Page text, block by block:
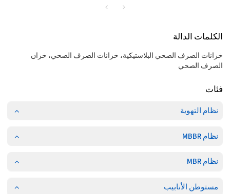
الكلمات الدالة
خزانات الصرف الصحي البلاستيكية، خزانات الصرف الصحي، خزان
الصرف الصحي
فئات
نظام التهوية
نظام MBBR
نظام MBR
مستوطن الأنابيب